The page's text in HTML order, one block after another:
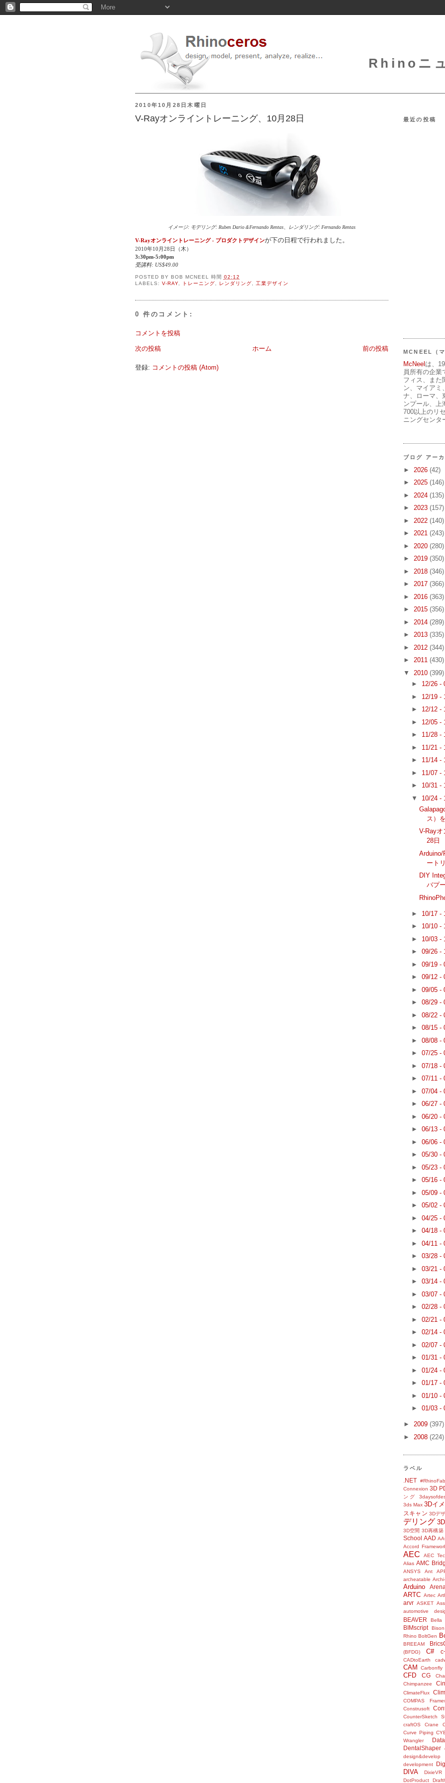
Rhinoニ
2010年10月28日木曜日
V-Rayオンライントレーニング、10月28日
イメージ: モデリング: Ruben Dario＆Fernando Rentas、レンダリング: Fernando Rentas
V-Rayオンライントレーニング - プロダクトデザインが下の日程で行われました。
2010年10月28日（木）
3:30pm-5:00pm
受講料: US$49.00
POSTED BY BOB MCNEEL 時間 02:12
LABELS: V-RAY, トレーニング レンダリング 工業デザイン
0 件のコメント:
コメントを投稿
次の投稿 前の投稿
ホーム
登録: コメントの投稿 (Atom)
最近の投稿
MCNEEL（
McNeelは、
員所有の企業
フィス、また
ン、マイアミ
ナ、ローマ、
ンプール、上
700以上のリ
ニングセンタ
ブログ アー
► 2026 (42)
► 2025 (146)
► 2024 (135)
► 2023 (157)
► 2022 (140)
► 2021 (243)
► 2020 (280)
► 2019 (350)
► 2018 (346)
► 2017 (366)
► 2016 (363)
► 2015 (356)
► 2014 (289)
► 2013 (335)
► 2012 (344)
► 2011 (430)
▼ 2010 (399)
► 12/26 -
► 12/19 -
► 12/12 -
► 12/05 -
► 11/28 -
► 11/21 -
► 11/14 -
► 11/07 -
► 10/31 -
▼ 10/24 -
ス）
V-Ray
28日
ート
DIY
バプ
► 10/17 -
► 10/10 -
► 10/03 -
► 09/26 -
► 09/19 -
► 09/12 -
► 09/05 -
► 08/29 -
► 08/22 -
► 08/15 -
► 08/08 -
► 07/25 -
► 07/18 -
► 07/11 -
► 07/04 -
► 06/27 -
► 06/20 -
► 06/13 -
► 06/06 -
► 05/30 -
► 05/23 -
► 05/16 -
► 05/09 -
► 05/02 -
► 04/25 -
► 04/18 -
► 04/11 -
► 03/28 -
► 03/21 -
► 03/14 -
► 03/07 -
► 02/28 -
► 02/21 -
► 02/14 -
► 02/07 -
► 01/31 -
► 01/24 -
► 01/17 -
► 01/10 -
► 01/03 -
► 2009 (397)
► 2008 (224)
ラベル
.NET
Connexion 3D
ング
3ds Max 3Dイ
スキャン 3Dデ
デリング
3D空間 3D再構築
School AAD
Accord
AEC
AEC
Alias AMC
ANSYS Ant
archeatable
Arduino
ARTC Artec
arvr ASKET
automotive
BEAVER Bella
BIMscript
Bison
Rhino BoltGen
BREEAM
(BFDG) C#
CADtoEarth
CAM Carbonfly
CFD CG
Chimpanzee
ClimateFlux
COMPAS
Construsoft
CounterSketch
craftOS
Crane
Curve Piping
Wrangler
DentalShaper
design&develop
development
DIVA
DixieVR
DotProduct